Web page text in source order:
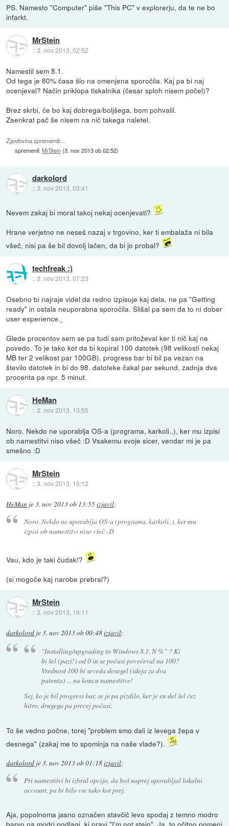
PS. Namesto "Computer" piše "This PC" v explorerju, da te ne bo
infarkt.
MrStein
::3. nov 2013, 02:52
Namestil sem 8.1.
Od tega je 80% časa šlo na omenjena sporočila. Kaj pa bi naj
ocenjeval? Način priklopa tiskalnika (česar sploh nisem počel)?
Brez skrbi, če bo kaj dobrega/boljšega, bom pohvalil.
Zaenkrat pač še nisem na nič takega naletel.
Zgodovina sprememb…
spremenil:MrStein(3. nov 2013 ob 02:52)
darkolord
::3. nov 2013, 03:41
Nevem zakaj bi moral takoj nekaj ocenjevati?
Hrane verjetno ne neseš nazaj v trgovino, ker ti embalaža ni bila
všeč, nisi pa še bil dovolj lačen, da bi jo probal?
techfreak :)
::3. nov 2013, 07:23
Osebno bi najraje videl da redno izpisuje kaj dela, ne pa "Getting
ready" in ostala neuporabna sporočila. Slišal pa sem da to ni dober
user experience.¸
Glede procentov sem se pa tudi sam pritoževal ker ti nič kaj ne
povedo. To je tako kot da bi kopiral 100 datotek (98 velikosti nekaj
MB ter 2 velikost par 100GB), progress bar bi bil pa vezan na
število datotek in bi do 98. datoteke čakal par sekund, zadnja dva
procenta pa npr. 5 minut.
HeMan
::3. nov 2013, 13:55
Noro. Nekdo ne uporablja OS-a (programa, karkoli..), ker mu izpisi
ob namestitvi niso všeč :D Vsakemu svoje sicer, vendar mi je pa
smešno :D
MrStein
::3. nov 2013, 15:12
HeMan je3. nov 2013 ob 13:55izjavil:
Noro. Nekdo ne uporablja OS-a (programa, karkoli..), ker mu
izpisi ob namestitvi niso všeč :D
Vau, kdo je taki čudak!?
(si mogoče kaj narobe prebral?)
MrStein
::3. nov 2013, 16:11
darkolord je3. nov 2013 ob 00:48izjavil:
"Installing/upgrading to Windows 8.1, N %" ? Ki
bi šel (pazi!) od 0 in se počasi povečeval na 100?
Vrednost 100 bi seveda dosegel (ideja za dva
patenta) ... na koncu namestitve!
Sej, ko je bil progress bar, se je pa pizdilo, ker je en del šel čez
hitro, drugega pa precej počasi.
To še vedno počne, torej "problem smo dali iz levega žepa v
desnega" (zakaj me to spominja na naše vlade?).
darkolord je3. nov 2013 ob 01:18izjavil:
Pri namestitvi bi izbral opcijo, da boš naprej uporabljal lokalni
account, pa bi bilo vse tako kot prej.
Aja, popolnoma jasno označen stavčič levo spodaj z temno modro